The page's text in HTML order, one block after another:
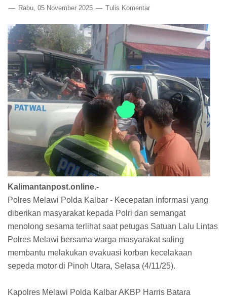
Rabu, 05 November 2025 Tulis Komentar
Kalimantanpost.online.-
Polres Melawi Polda Kalbar - Kecepatan informasi yang
diberikan masyarakat kepada Polri dan semangat
menolong sesama terlihat saat petugas Satuan Lalu Lintas
Polres Melawi bersama warga masyarakat saling
membantu melakukan evakuasi korban kecelakaan
sepeda motor di Pinoh Utara, Selasa (4/11/25).
Kapolres Melawi Polda Kalbar AKBP Harris Batara